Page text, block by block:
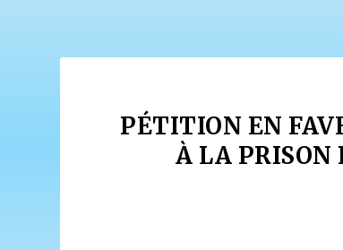
PÉTITION EN
À LA PRISON